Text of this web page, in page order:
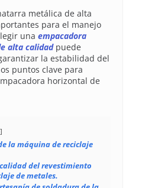
metálica de alta
para el manejo
una empacadora
alta calidadpuede
la estabilidad del
puntos clave para
horizontal de
la máquina de reciclaje
del revestimiento
de metales.